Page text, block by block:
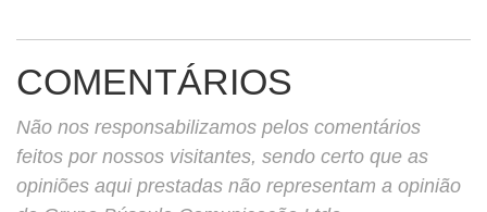
COMENTÁRIOS
Não nos responsabilizamos pelos comentários
feitos por nossos visitantes, sendo certo que as
opiniões aqui prestadas não representam a opinião